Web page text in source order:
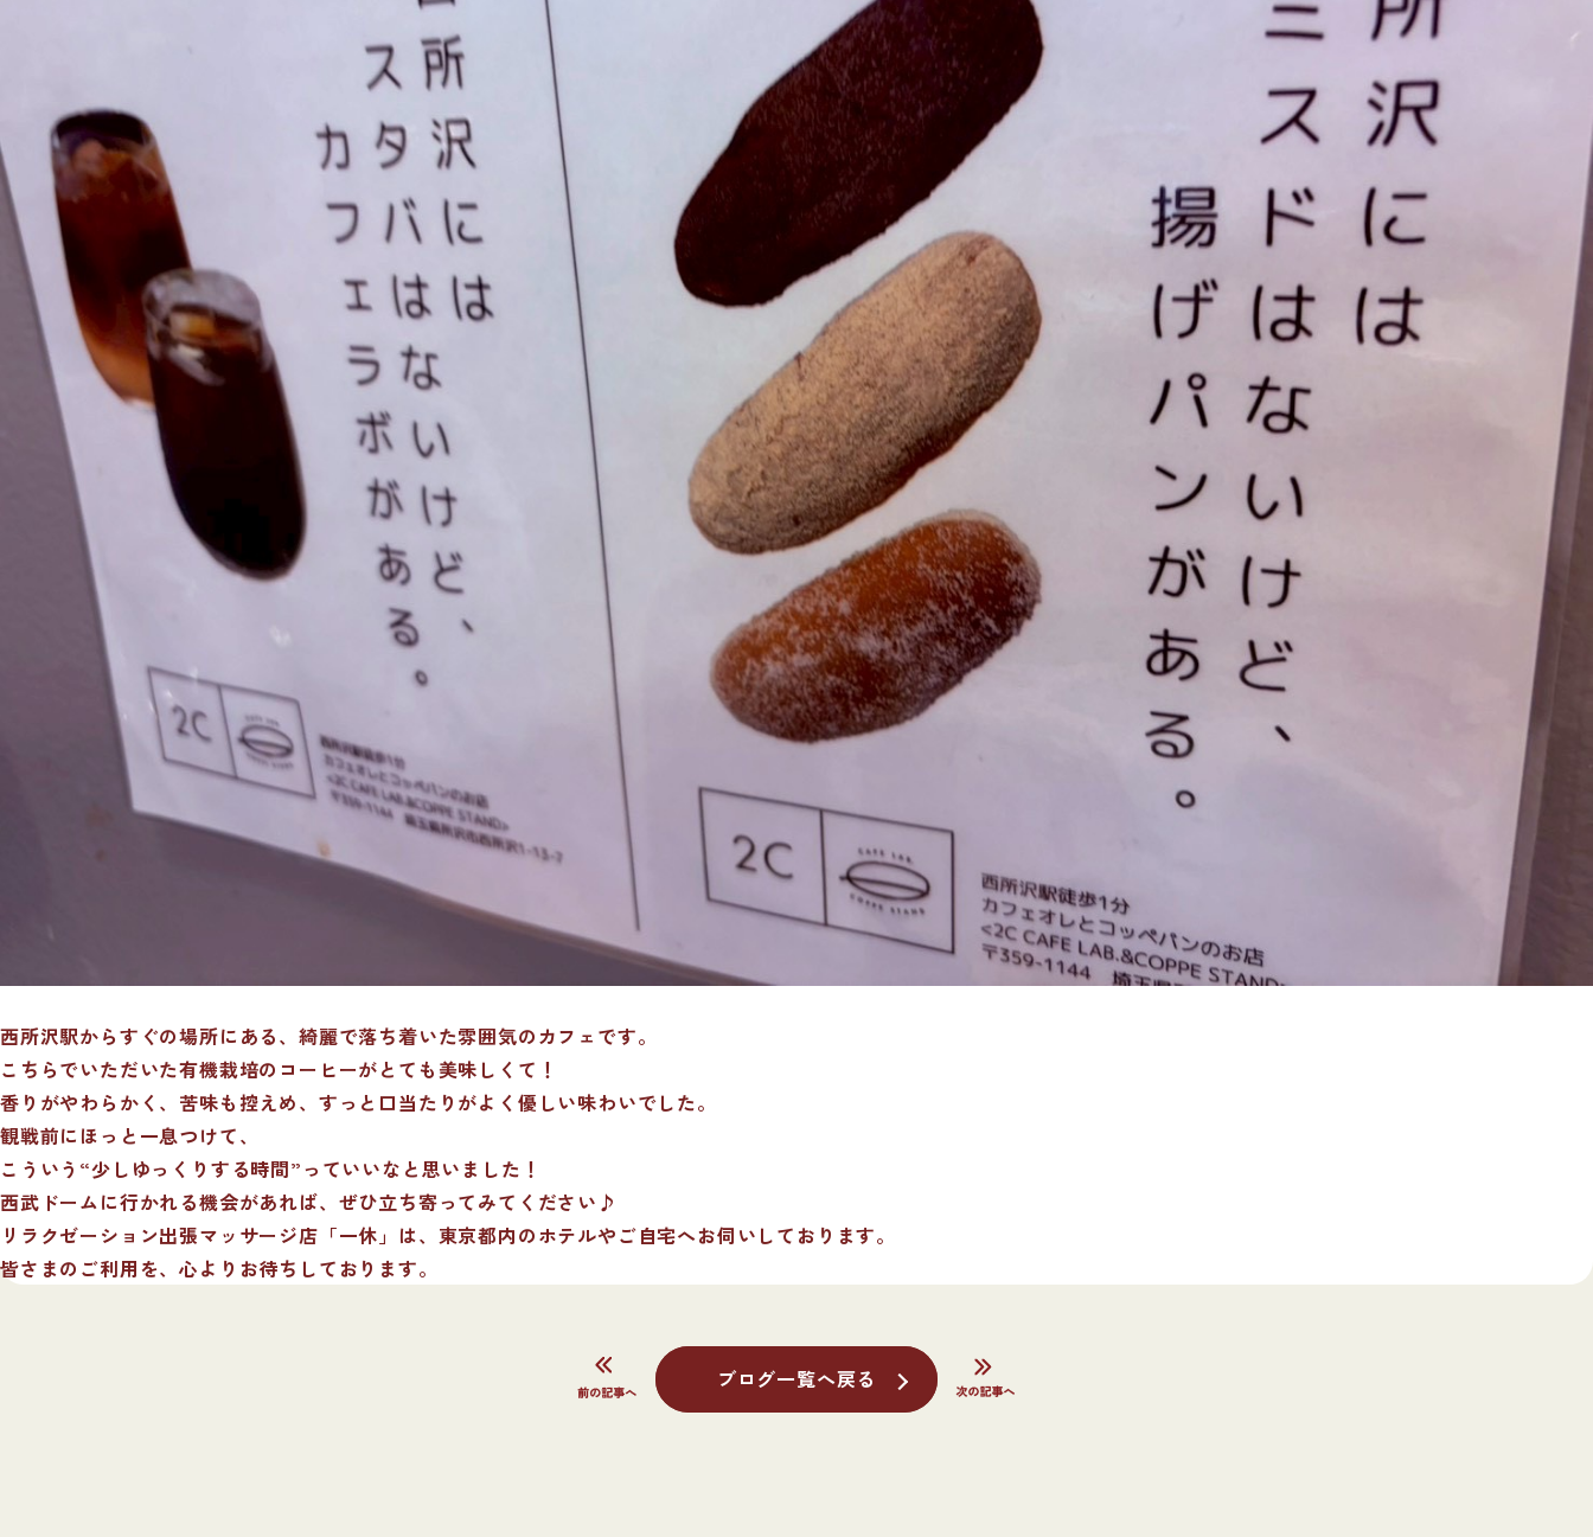
西所沢駅からすぐの場所にある、綺麗で落ち着いた雰囲気のカフェです。
こちらでいただいた有機栽培のコーヒーがとても美味しくて！
香りがやわらかく、苦味も控えめ、すっと口当たりがよく優しい味わいでした。
観戦前にほっと一息つけて、
こういう“少しゆっくりする時間”っていいなと思いました！
西武ドームに行かれる機会があれば、ぜひ立ち寄ってみてください♪
リラクゼーション出張マッサージ店「一休」は、東京都内のホテルやご自宅へお伺いしております。
皆さまのご利用を、心よりお待ちしております。
ブログ一覧へ戻る